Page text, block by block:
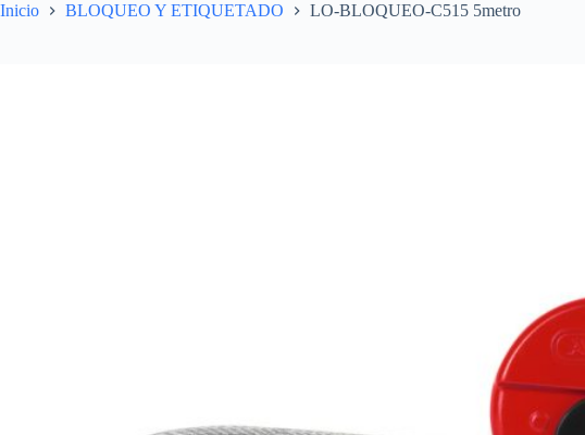
Inicio BLOQUEO Y ETIQUETADO LO-BLOQUEO-C515 5metro